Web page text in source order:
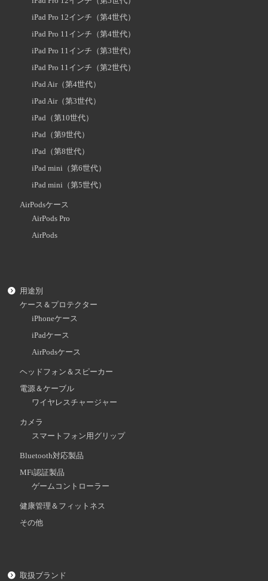
iPad Pro 12インチ（第4世代）
iPad Pro 11インチ（第4世代）
iPad Pro 11インチ（第3世代）
iPad Pro 11インチ（第2世代）
iPad Air（第4世代）
iPad Air（第3世代）
iPad（第10世代）
iPad（第9世代）
iPad（第8世代）
iPad mini（第6世代）
iPad mini（第5世代）
AirPodsケース
AirPods Pro
AirPods
用途別
ケース＆プロテクター
iPhoneケース
iPadケース
AirPodsケース
ヘッドフォン＆スピーカー
電源＆ケーブル
ワイヤレスチャージャー
カメラ
スマートフォン用グリップ
Bluetooth対応製品
MFi認証製品
ゲームコントローラー
健康管理＆フィットネス
その他
取扱ブランド